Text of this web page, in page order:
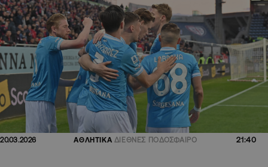
20.03.2026 ΑΘΛΗΤΙΚΑ ΔΙΕΘΝΕΣ ΠΟΔΟΣΦΑΙΡΟ 21:40